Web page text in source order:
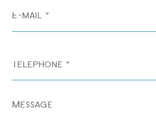
mail
Message